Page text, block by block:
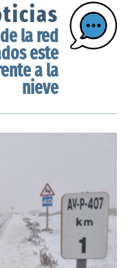
la red
este
a la
nieve